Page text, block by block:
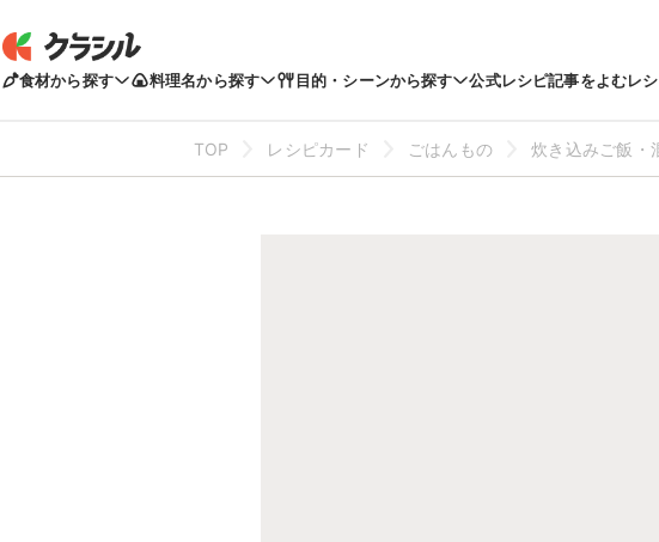
食材から探す 料理名から探す 目的・シーンから探す 公式レシピ記事をよむレ
TOP レシピカード ごはんもの 炊き込みご飯・